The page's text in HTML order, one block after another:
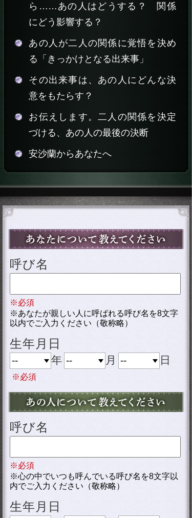
ら……あの人はどうする？ 関係
にどう影響する？
あの人が二人の関係に覚悟を決め
る「きっかけとなる出来事」
その出来事は、あの人にどんな決
意をもたらす？
お伝えします。二人の関係を決定
づける、あの人の最後の決断
安沙蘭からあなたへ
呼び名
※必須
※あなたが親しい人に呼ばれる呼び名を8文字
以内でご入力ください（敬称略）
生年月日
年 月 日
※必須
呼び名
※必須
※心の中でいつも呼んでいる呼び名を8文字以
内でご入力ください（敬称略）
生年月日